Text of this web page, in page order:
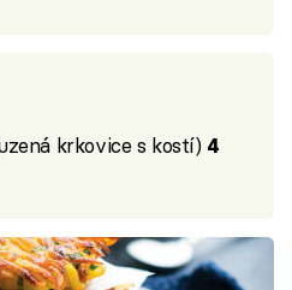
krkovice s kostí) 4